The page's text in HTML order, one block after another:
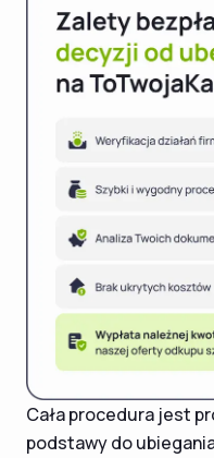
Cała procedura jest
podstawy do